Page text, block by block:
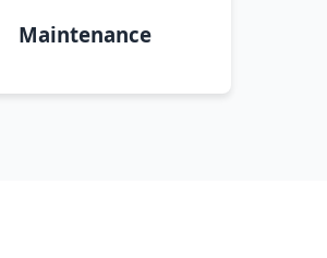
Maintenance